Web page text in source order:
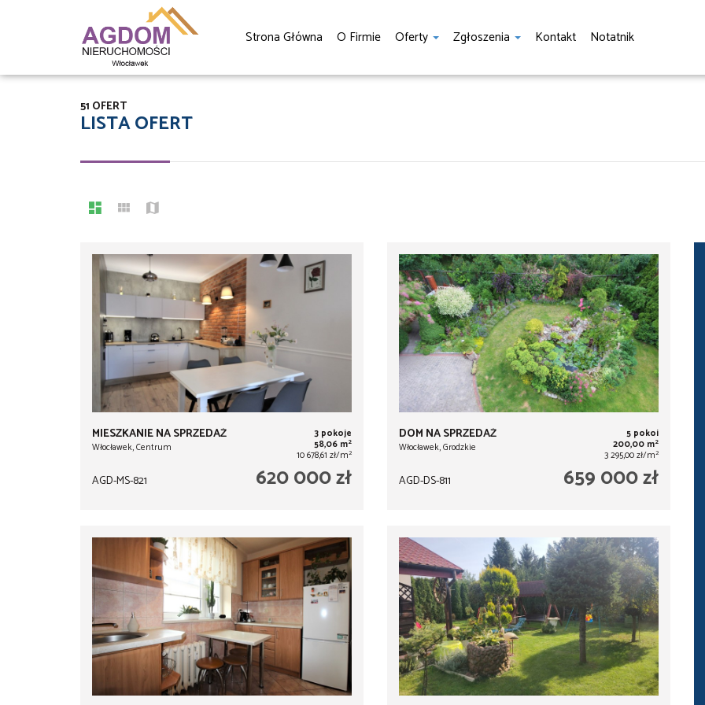
Strona Główna O Firmie Oferty Zgłoszenia Kontakt Notatnik
LISTA OFERT
51 OFERT
MIESZKANIE NA SPRZEDAŻ
Włocławek, Centrum
3 pokoje
58,06 m2
10 678,61 zł/m2
AGD-MS-821 620 000 zł
DOM NA SPRZEDAŻ
Włocławek, Grodzkie
5 pokoi
200,00 m2
3 295,00 zł/m2
AGD-DS-811 659 000 zł